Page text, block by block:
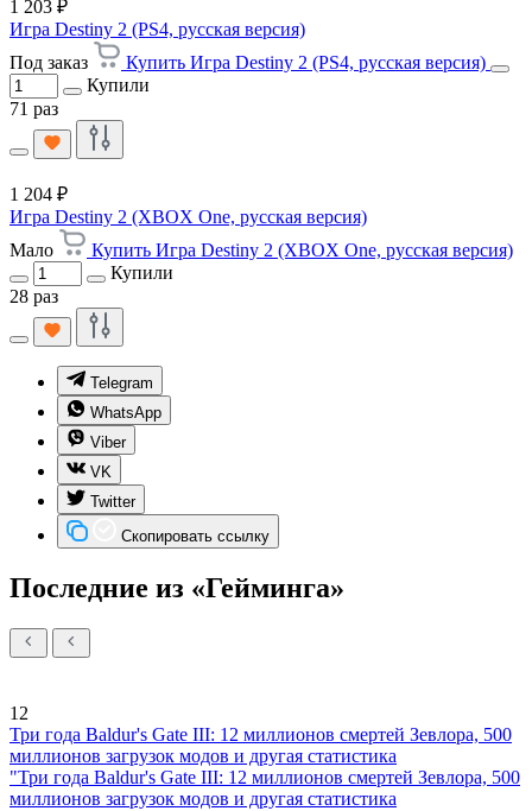
1 203 ₽
Игра Destiny 2 (PS4, русская версия)
Под заказ
Купить Игра Destiny 2 (PS4, русская версия)
Купили
71 раз
1 204 ₽
Игра Destiny 2 (XBOX One, русская версия)
Мало
Купить Игра Destiny 2 (XBOX One, русская версия)
Купили
28 раз
Telegram
WhatsApp
Viber
VK
Twitter
Скопировать ссылку
Последние из «Гейминга»
12
Три года Baldur's Gate III: 12 миллионов смертей Зевлора, 500
миллионов загрузок модов и другая статистика
"Три года Baldur's Gate III: 12 миллионов смертей Зевлора, 500
миллионов загрузок модов и другая статистика